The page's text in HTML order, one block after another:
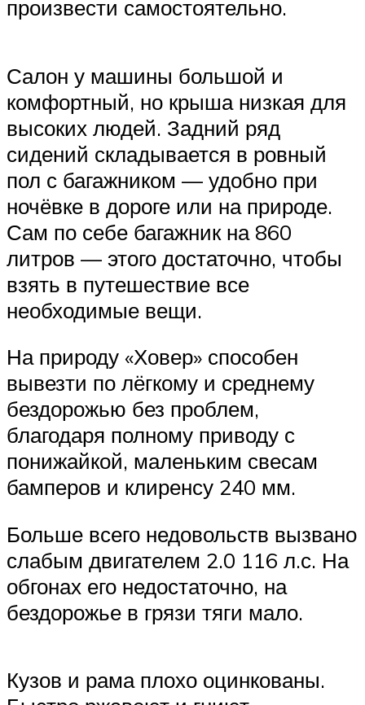
произвести самостоятельно.
Салон у машины большой и
комфортный, но крыша низкая для
высоких людей. Задний ряд
сидений складывается в ровный
пол с багажником — удобно при
ночёвке в дороге или на природе.
Сам по себе багажник на 860
литров — этого достаточно, чтобы
взять в путешествие все
необходимые вещи.
На природу «Ховер» способен
вывезти по лёгкому и среднему
бездорожью без проблем,
благодаря полному приводу с
понижайкой, маленьким свесам
бамперов и клиренсу 240 мм.
Больше всего недовольств вызвано
слабым двигателем 2.0 116 л.с. На
обгонах его недостаточно, на
бездорожье в грязи тяги мало.
Кузов и рама плохо оцинкованы.